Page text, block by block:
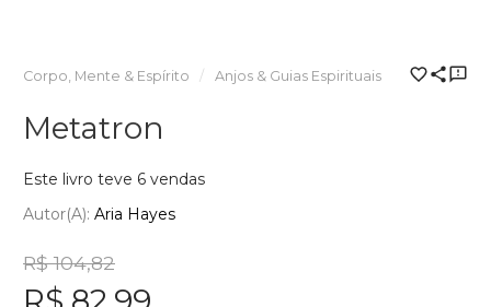
Corpo, Mente & Espírito Anjos & Guias Espirituais
Metatron
Este livro teve 6 vendas
Autor(a): Aria Hayes
R$ 104,82